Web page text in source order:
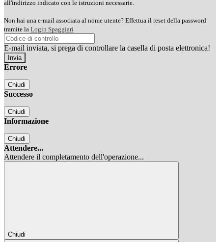
all'indirizzo indicato con le istruzioni necessarie.
Non hai una e-mail associata al nome utente? Effettua il reset della password
tramite la Login Spaggiari
E-mail inviata, si prega di controllare la casella di posta elettronica!
Errore
Chiudi
Successo
Chiudi
Informazione
Chiudi
Attendere...
Attendere il completamento dell'operazione...
Chiudi